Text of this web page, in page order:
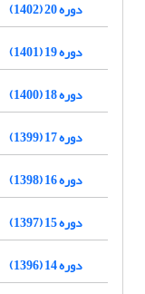
دوره 20 (1402)
دوره 19 (1401)
دوره 18 (1400)
دوره 17 (1399)
دوره 16 (1398)
دوره 15 (1397)
دوره 14 (1396)